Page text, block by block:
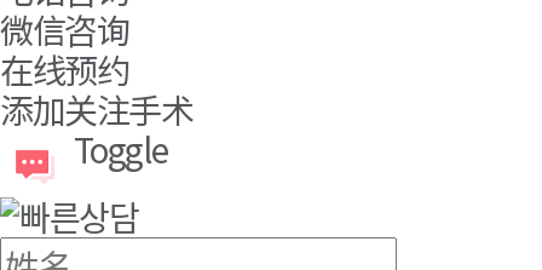
微信咨询
在线预约
添加关注手术
Toggle